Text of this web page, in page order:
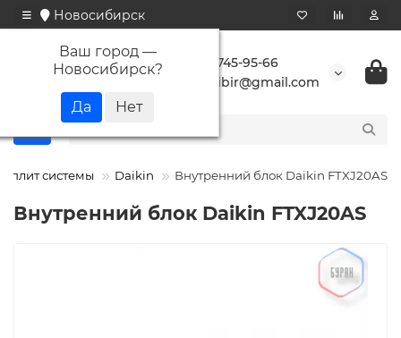
Новосибирск
Ваш город —
Новосибирск?
+7 923 745-95-66
buransibir@gmail.com
системы Daikin Внутренний блок Daikin FTXJ20AS
Внутренний блок Daikin FTXJ20AS